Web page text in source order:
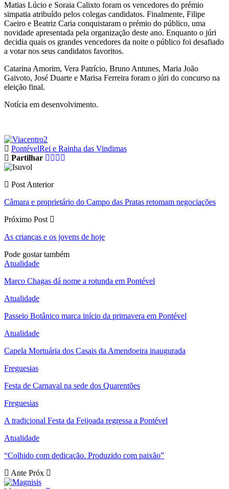
Matias Lúcio e Soraia Calixto foram os vencedores do prémio
simpatia atribuído pelos colegas candidatos. Finalmente, Filipe
Caeiro e Beatriz Caria conquistaram o prémio do público, uma
novidade apresentada pela organização deste ano. Enquanto o júri
decidia quais os grandes vencedores da noite o público foi desafiado
a votar nos seus candidatos favoritos.
Catarina Amorim, Vera Patrício, Bruno Antunes, Maria João
Gaivoto, José Duarte e Marisa Ferreira foram o júri do concurso na
eleição final.
Notícia em desenvolvimento.
PontévelRei e Rainha das Vindimas
Partilhar
Post Anterior
Câmara e proprietário do Campo das Pratas retomam negociações
Próximo Post
As crianças e os jovens de hoje
Pode gostar também
Atualidade
Marco Chagas dá nome a rotunda em Pontével
Atualidade
Passeio Botânico marca início da primavera em Pontével
Atualidade
Capela Mortuária dos Casais da Amendoeira inaugurada
Freguesias
Festa de Carnaval na sede dos Quarentões
Freguesias
A tradicional Festa da Feijoada regressa a Pontével
Atualidade
“Colhido com dedicação. Produzido com paixão”
Ante Próx